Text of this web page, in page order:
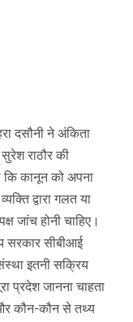
दसौनी ने अंकिता
राठौर की
कि कानून को अपना
द्वारा गलत या
जांच होनी चाहिए।
सरकार सीबीआई
इतनी सक्रिय
प्रदेश जानना चाहता
कौन-कौन से तथ्य